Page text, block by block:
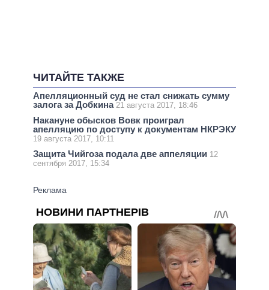
ЧИТАЙТЕ ТАКЖЕ
Апелляционный суд не стал снижать сумму
залога за Добкина 21 августа 2017, 18:46
Накануне обысков Вовк проиграл
апелляцию по доступу к документам НКРЭКУ
19 августа 2017, 10:11
Защита Чийгоза подала две аппеляции 12
сентября 2017, 15:34